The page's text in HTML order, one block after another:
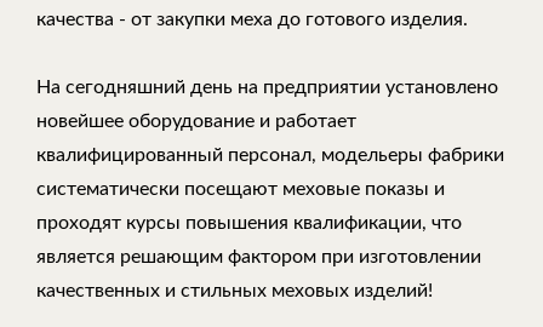
качества - от закупки меха до готового изделия.
На сегодняшний день на предприятии установлено
новейшее оборудование и работает
квалифицированный персонал, модельеры фабрики
систематически посещают меховые показы и
проходят курсы повышения квалификации, что
является решающим фактором при изготовлении
качественных и стильных меховых изделий!